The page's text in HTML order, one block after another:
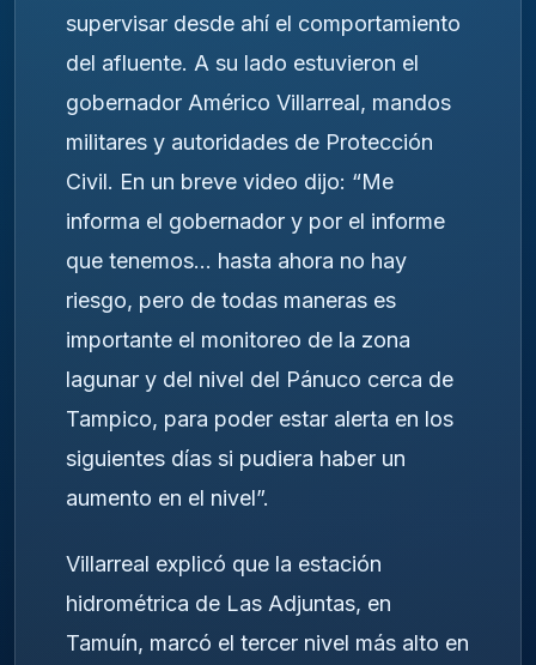
supervisar desde ahí el comportamiento
del afluente. A su lado estuvieron el
gobernador Américo Villarreal, mandos
militares y autoridades de Protección
Civil. En un breve video dijo: “Me
informa el gobernador y por el informe
que tenemos… hasta ahora no hay
riesgo, pero de todas maneras es
importante el monitoreo de la zona
lagunar y del nivel del Pánuco cerca de
Tampico, para poder estar alerta en los
siguientes días si pudiera haber un
aumento en el nivel”.
Villarreal explicó que la estación
hidrométrica de Las Adjuntas, en
Tamuín, marcó el tercer nivel más alto en